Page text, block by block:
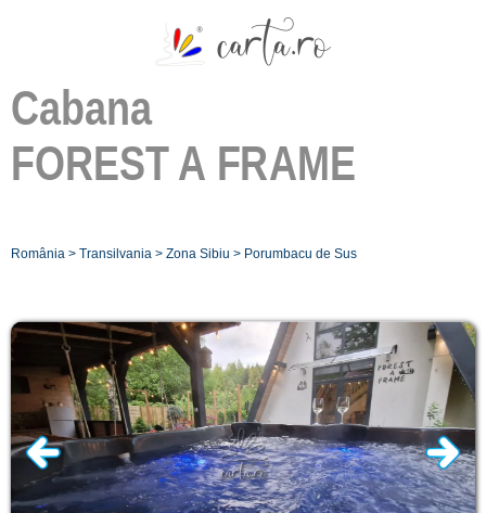
Cabana
FOREST A FRAME
România > Transilvania > Zona Sibiu > Porumbacu de Sus